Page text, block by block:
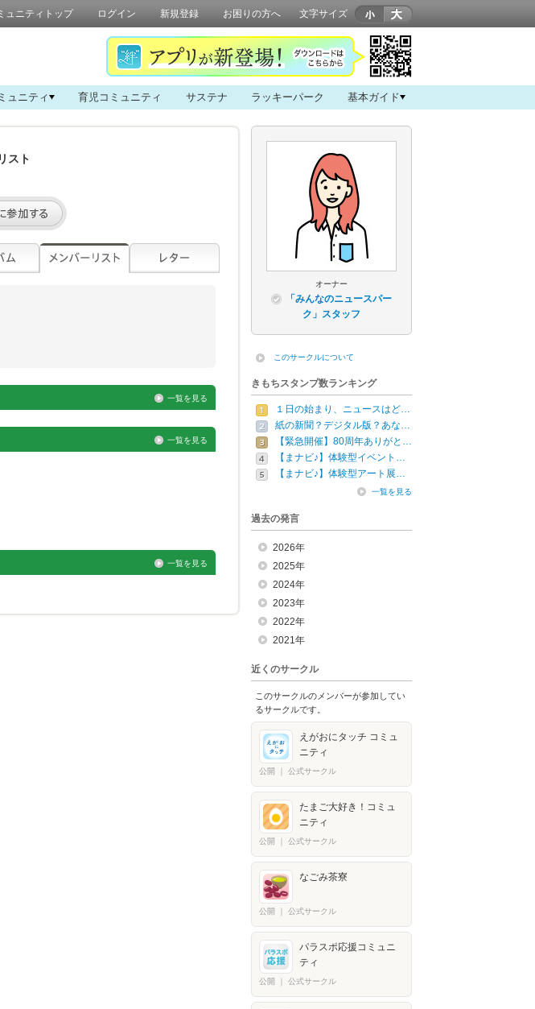
ュニティトップ ログイン 新規登録 お困りの方へ 文字サイズ
ュニティ 育児コミュニティ サステナ ラッキーパーク 基本ガイド
スト
一覧を見る
一覧を見る
一覧を見る
オーナー
「みんなのニュースパー
ク」スタッフ
このサークルについて
きもちスタンプ数ランキング
１日の始まり、ニュースはど…
紙の新聞？デジタル版？あな…
【緊急開催】80周年ありがと…
【まナビ♪】体験型イベント…
【まナビ♪】体験型アート展…
一覧を見る
過去の発言
2026年
2025年
2024年
2023年
2022年
2021年
近くのサークル
このサークルのメンバーが参加してい
るサークルです。
えがおにタッチ コミュ
ニティ
公開 公式サークル
たまご大好き！コミュ
ニティ
公開 公式サークル
なごみ茶寮
公開 公式サークル
パラスポ応援コミュニ
ティ
公開 公式サークル